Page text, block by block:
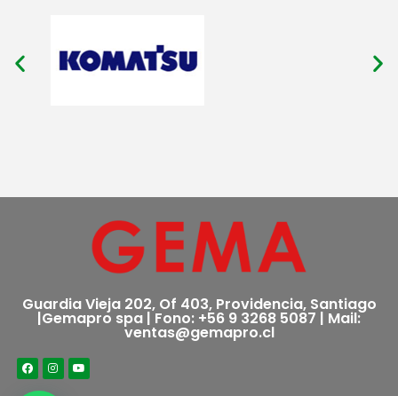
Guardia Vieja 202, Of 403, Providencia, Santiago
|Gemapro spa | Fono: +56 9 3268 5087 | Mail:
ventas@gemapro.cl